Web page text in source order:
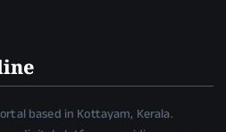
based in Kottayam, Kerala.